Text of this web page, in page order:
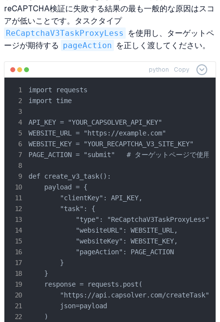
reCAPTCHA検証に失敗する結果の最も一般的な原因はスコ
アが低いことです。タスクタイプ
ReCaptchaV3TaskProxyLess
を使用し、ターゲットペ
ージが期待する pageAction を正しく渡してください。
python Copy
import requests
import time
API_KEY = "YOUR_CAPSOLVER_API_KEY"
WEBSITE_URL = "https://example.com"
WEBSITE_KEY = "YOUR_RECAPTCHA_V3_SITE_KEY"
PAGE_ACTION = "submit"   # ターゲットページで使用さ
def create_v3_task():
    payload = {
        "clientKey": API_KEY,
        "task": {
            "type": "ReCaptchaV3TaskProxyLess",
            "websiteURL": WEBSITE_URL,
            "websiteKey": WEBSITE_KEY,
            "pageAction": PAGE_ACTION
        }
    }
    response = requests.post(
        "https://api.capsolver.com/createTask",
        json=payload
    )